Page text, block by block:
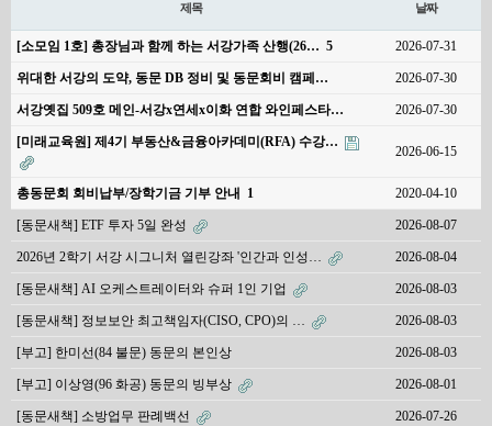
제목 날짜
[소모임 1호] 총장님과 함께 하는 서강가족 산행(26… 5 2026-07-31
위대한 서강의 도약, 동문 DB 정비 및 동문회비 캠페… 2026-07-30
서강옛집 509호 메인-서강x연세x이화 연합 와인페스타… 2026-07-30
[미래교육원] 제4기 부동산&금융아카데미(RFA) 수강…
2026-06-15
총동문회 회비납부/장학기금 기부 안내 1 2020-04-10
[동문새책] ETF 투자 5일 완성 2026-08-07
2026년 2학기 서강 시그니처 열린강좌 '인간과 인성… 2026-08-04
[동문새책] AI 오케스트레이터와 슈퍼 1인 기업 2026-08-03
[동문새책] 정보보안 최고책임자(CISO, CPO)의 … 2026-08-03
[부고] 한미선(84 불문) 동문의 본인상 2026-08-03
[부고] 이상영(96 화공) 동문의 빙부상 2026-08-01
[동문새책] 소방업무 판례백선 2026-07-26